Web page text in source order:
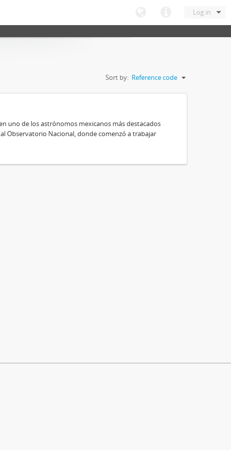
Log in
Sort by: Reference code
uno de los astrónomos mexicanos más destacados
Observatorio Nacional, donde comenzó a trabajar